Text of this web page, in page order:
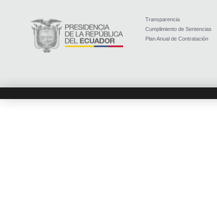
Transparencia
Cumplimiento de Sentencias
Plan Anual de Contratación